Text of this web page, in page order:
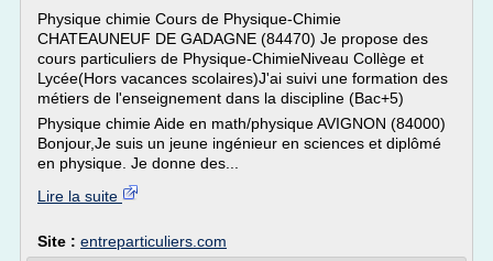
Physique chimie Cours de Physique-Chimie
CHATEAUNEUF DE GADAGNE (84470) Je propose des
cours particuliers de Physique-ChimieNiveau Collège et
Lycée(Hors vacances scolaires)J'ai suivi une formation des
métiers de l'enseignement dans la discipline (Bac+5)
Physique chimie Aide en math/physique AVIGNON (84000)
Bonjour,Je suis un jeune ingénieur en sciences et diplômé
en physique. Je donne des...
Lire la suite
Site : entreparticuliers.com